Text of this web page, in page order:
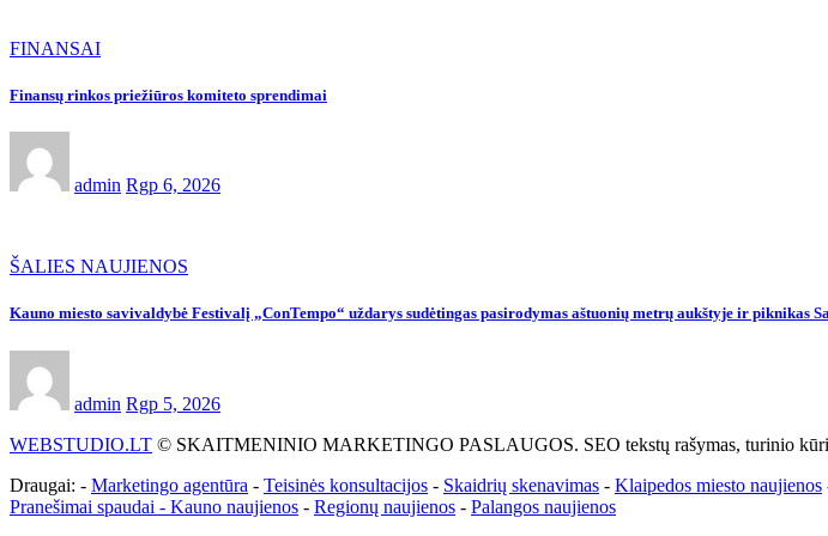
FINANSAI
Finansų rinkos priežiūros komiteto sprendimai
admin Rgp 6, 2026
ŠALIES NAUJIENOS
Kauno miesto savivaldybė Festivalį „ConTempo“ uždarys sudėtingas pasirodymas aštuonių metrų aukštyje ir piknikas
admin Rgp 5, 2026
WEBSTUDIO.LT © SKAITMENINIO MARKETINGO PASLAUGOS. SEO tekstų rašymas, turinio
Draugai: - Marketingo agentūra - Teisinės konsultacijos - Skaidrių skenavimas - Klaipedos miesto naujienos
Pranešimai spaudai - Kauno naujienos - Regionų naujienos - Palangos naujienos